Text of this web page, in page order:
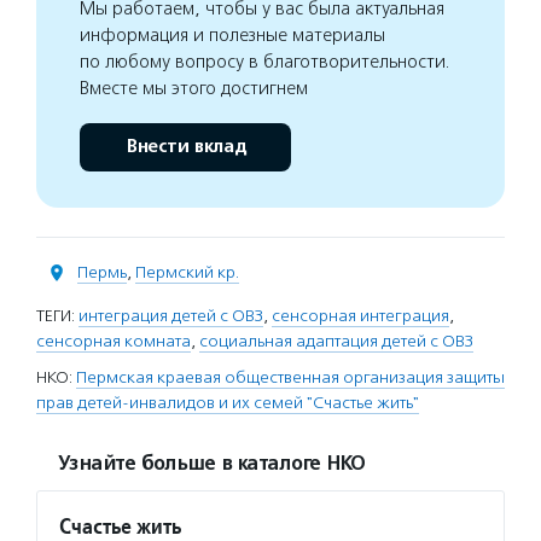
Мы работаем, чтобы у вас была актуальная
информация и полезные материалы
по любому вопросу в благотворительности.
Вместе мы этого достигнем
Внести вклад
Пермь, Пермский кр.
ТЕГИ: интеграция детей с ОВЗ, сенсорная интеграция,
сенсорная комната, социальная адаптация детей с ОВЗ
НКО: Пермская краевая общественная организация защиты
прав детей-инвалидов и их семей "Счастье жить"
Узнайте больше в каталоге НКО
Счастье жить